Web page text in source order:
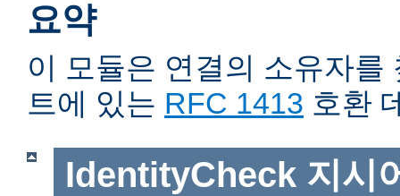
요약
이 모듈은 연결의 소유자를
트에 있는 RFC 1413 호환
IdentityCheck 지시